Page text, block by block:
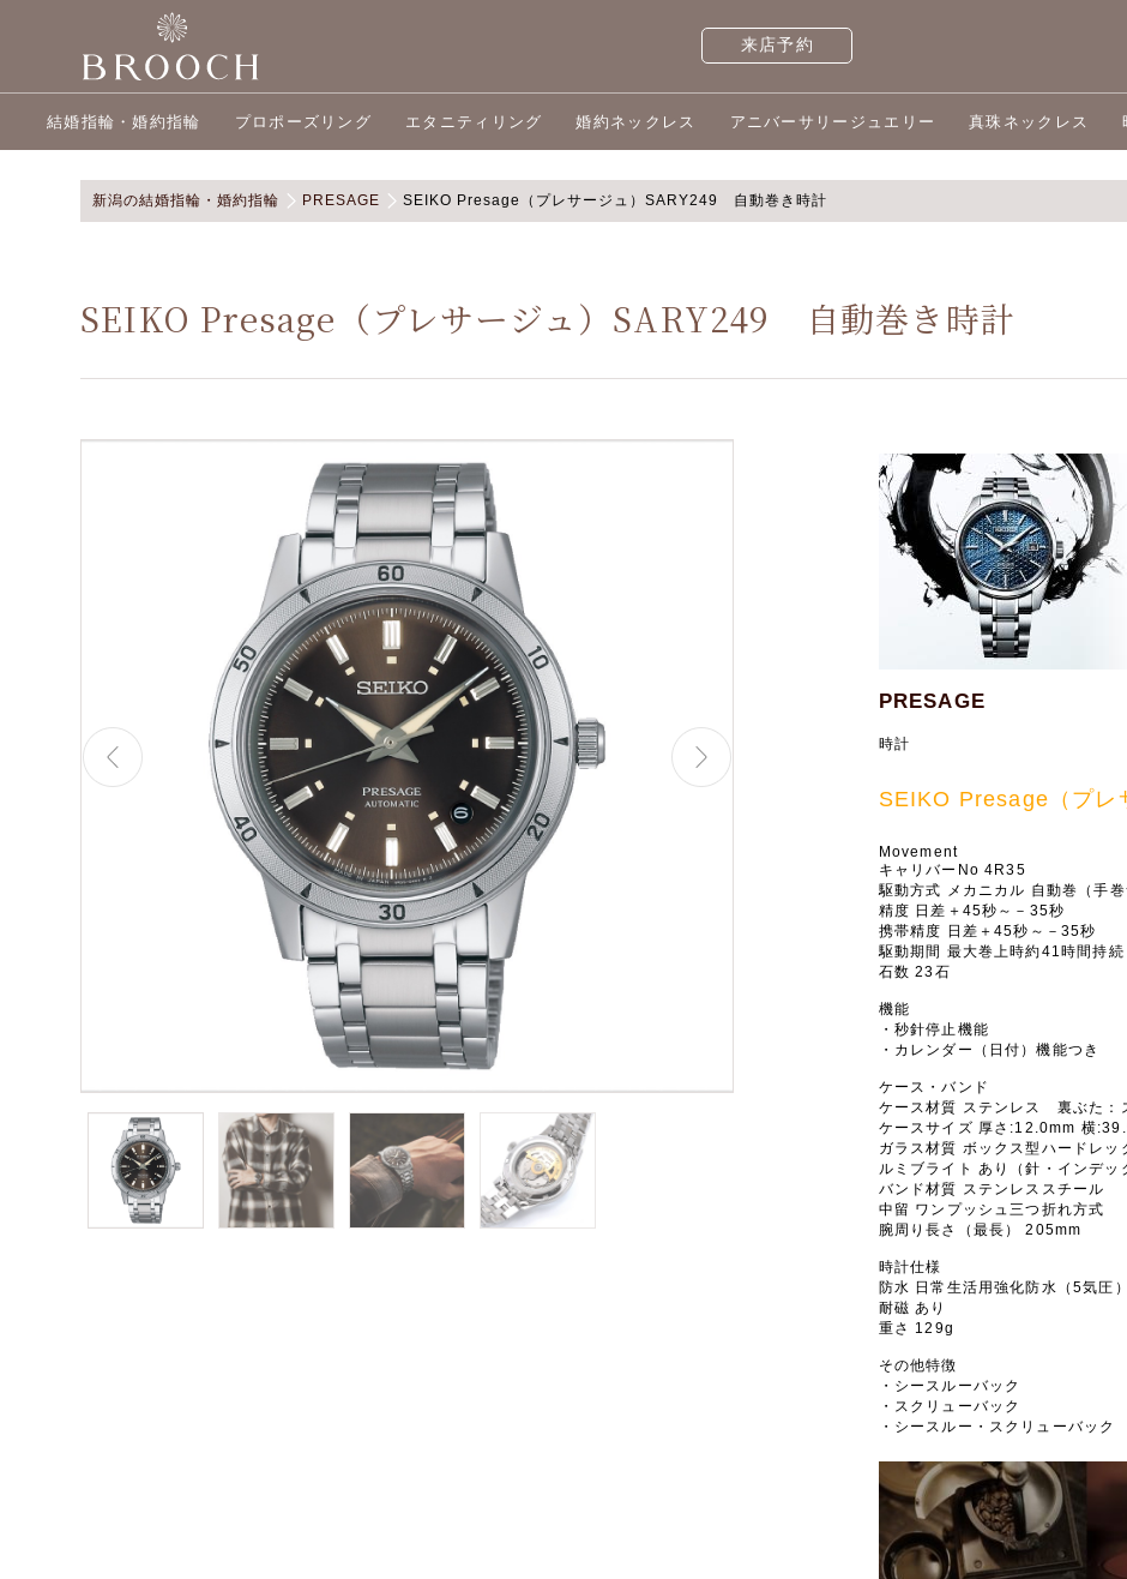
来店予約
結婚指輪・婚約指輪 プロポーズリング エタニティリング 婚約ネックレス アニバーサリージュエリー 真珠ネックレス
新潟の結婚指輪・婚約指輪 PRESAGE SEIKO Presage（プレサージュ）SARY249 自動巻き時計
SEIKO Presage（プレサージュ）SARY249 自動巻き時計
PRESAGE
時計
SEIKO Presage（プ
Movement
キャリバーNo 4R35
駆動方式 メカニカル 自動巻（手巻
精度 日差＋45秒～－35秒
携帯精度 日差＋45秒～－35秒
駆動期間 最大巻上時約41時間持続
石数 23石
機能
・秒針停止機能
・カレンダー（日付）機能つき
ケース・バンド
ケース材質 ステンレス 裏ぶた：
ケースサイズ 厚さ:12.0mm 横
ガラス材質 ボックス型ハードレッ
ルミブライト あり（針・インデッ
バンド材質 ステンレススチール
中留 ワンプッシュ三つ折れ方式
腕周り長さ（最長） 205mm
時計仕様
防水 日常生活用強化防水（5気圧）
耐磁 あり
重さ 129g
その他特徴
・シースルーバック
・スクリューバック
・シースルー・スクリューバック